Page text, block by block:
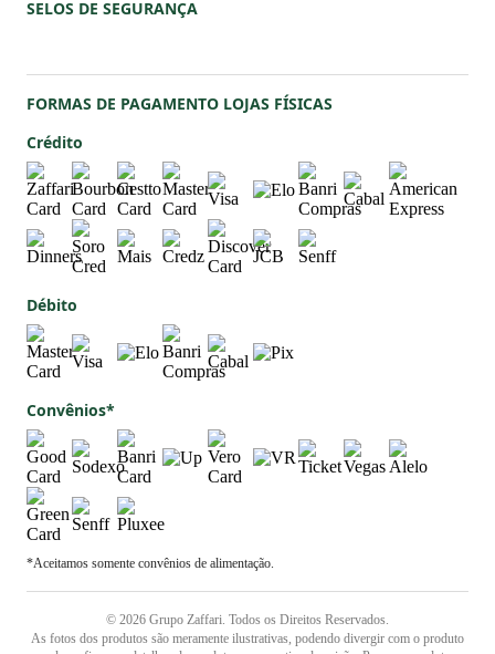
Crédito
Débito
Convênios*
*Aceitamos somente convênios de alimentação.
produto real, confirme os detalhes do produto na respectiva descrição.
Preços e produtos válidos exclusivamente, para compras no site, sujeitos à